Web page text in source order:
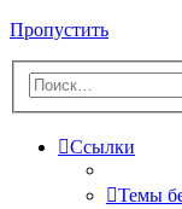
Пропустить
Ссылки
Темы